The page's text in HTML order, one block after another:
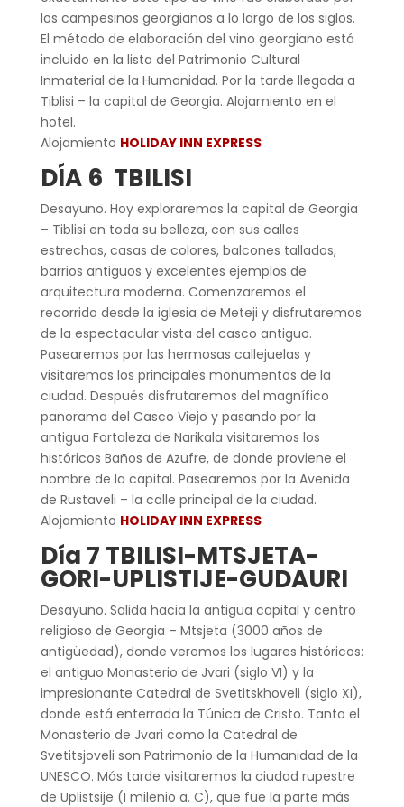
los campesinos georgianos a lo largo de los siglos.
El método de elaboración del vino georgiano está
incluido en la lista del Patrimonio Cultural
Inmaterial de la Humanidad. Por la tarde llegada a
Tiblisi – la capital de Georgia. Alojamiento en el
hotel.
Alojamiento HOLIDAY INN EXPRESS
DÍA 6 TBILISI
Desayuno. Hoy exploraremos la capital de Georgia
– Tiblisi en toda su belleza, con sus calles
estrechas, casas de colores, balcones tallados,
barrios antiguos y excelentes ejemplos de
arquitectura moderna. Comenzaremos el
recorrido desde la iglesia de Meteji y disfrutaremos
de la espectacular vista del casco antiguo.
Pasearemos por las hermosas callejuelas y
visitaremos los principales monumentos de la
ciudad. Después disfrutaremos del magnífico
panorama del Casco Viejo y pasando por la
antigua Fortaleza de Narikala visitaremos los
históricos Baños de Azufre, de donde proviene el
nombre de la capital. Pasearemos por la Avenida
de Rustaveli – la calle principal de la ciudad.
Alojamiento HOLIDAY INN EXPRESS
Día 7 TBILISI-MTSJETA-
GORI-UPLISTIJE-GUDAURI
Desayuno. Salida hacia la antigua capital y centro
religioso de Georgia – Mtsjeta (3000 años de
antigüedad), donde veremos los lugares históricos:
el antiguo Monasterio de Jvari (siglo VI) y la
impresionante Catedral de Svetitskhoveli (siglo XI),
donde está enterrada la Túnica de Cristo. Tanto el
Monasterio de Jvari como la Catedral de
Svetitsjoveli son Patrimonio de la Humanidad de la
UNESCO. Más tarde visitaremos la ciudad rupestre
de Uplistsije (I milenio a. C), que fue la parte más